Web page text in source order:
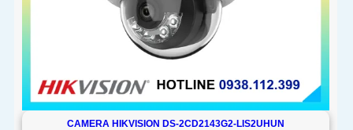
CAMERA HIKVISION DS-2CD2143G2-LIS2UHUN